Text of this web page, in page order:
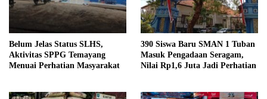
Belum Jelas Status SLHS,
Aktivitas SPPG Temayang
Menuai Perhatian Masyarakat
390 Siswa Baru SMAN 1 Tuban
Masuk Pengadaan Seragam,
Nilai Rp1,6 Juta Jadi Perhatian